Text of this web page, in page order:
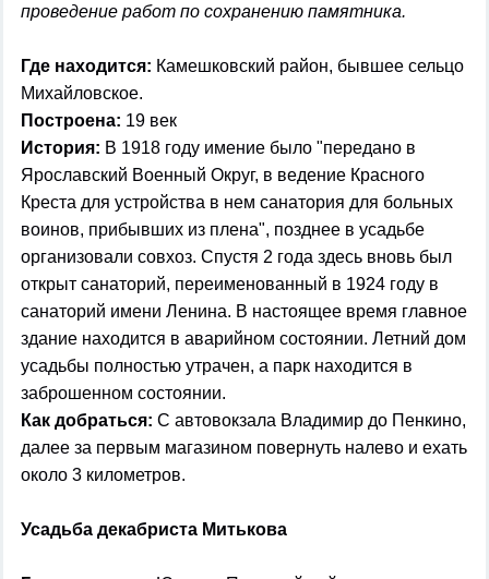
проведение работ по сохранению памятника.
Где находится: Камешковский район, бывшее сельцо
Михайловское.
Построена: 19 век
История: В 1918 году имение было "передано в
Ярославский Военный Округ, в ведение Красного
Креста для устройства в нем санатория для больных
воинов, прибывших из плена", позднее в усадьбе
организовали совхоз. Спустя 2 года здесь вновь был
открыт санаторий, переименованный в 1924 году в
санаторий имени Ленина. В настоящее время главное
здание находится в аварийном состоянии. Летний дом
усадьбы полностью утрачен, а парк находится в
заброшенном состоянии.
Как добраться: С автовокзала Владимир до Пенкино,
далее за первым магазином повернуть налево и ехать
около 3 километров.
Усадьба декабриста Митькова